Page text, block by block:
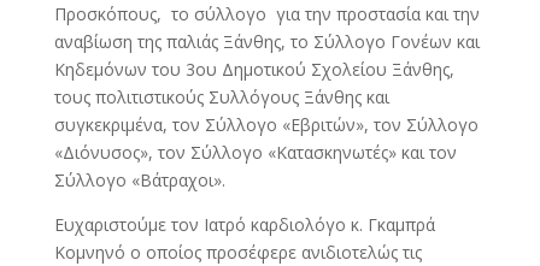
Προσκόπους, το σύλλογο για την προστασία και την
αναβίωση της παλιάς Ξάνθης, το Σύλλογο Γονέων και
Κηδεμόνων του 3ου Δημοτικού Σχολείου Ξάνθης,
τους πολιτιστικούς Συλλόγους Ξάνθης και
συγκεκριμένα, τον Σύλλογο «Εβριτών», τον Σύλλογο
«Διόνυσος», τον Σύλλογο «Κατασκηνωτές» και τον
Σύλλογο «Βάτραχοι».
Ευχαριστούμε τον Ιατρό καρδιολόγο κ. Γκαμπρά
Κομνηνό ο οποίος προσέφερε ανιδιοτελώς τις